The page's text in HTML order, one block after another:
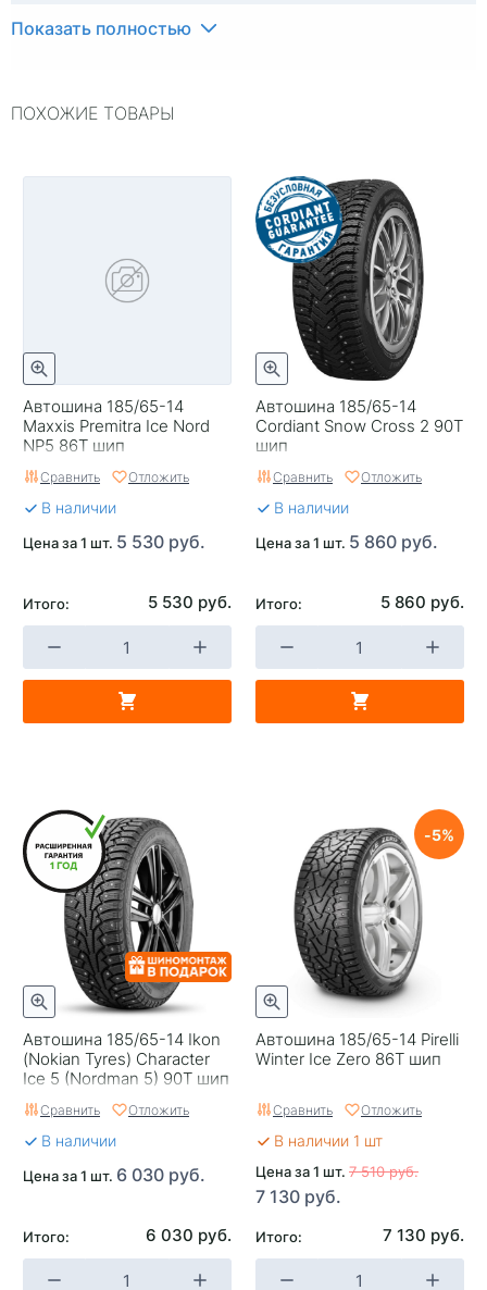
Индекс скорости
Типоразмер
Легковые
Нет
Комплектация
Шина
Нешипованная
Гарантия
Безусловная гарантия
Cordiant
Страна изготовителя
Россия
Показать полностью
ПОХОЖИЕ ТОВАРЫ
Автошина 185/65-14
Maxxis Premitra Ice Nord
NP5 86T шип
Сравнить Отложить
В наличии
Цена за 1 шт. 5 530 руб.
Итого: 5 530 руб.
Автошина 185/65-14
Cordiant Snow Cross 2 90T
шип
Сравнить Отложить
В наличии
Цена за 1 шт. 5 860 руб.
Итого: 5 860 руб.
Автошина 185/65-14 Ikon
(Nokian Tyres) Character
Ice 5 (Nordman 5) 90T шип
Сравнить Отложить
В наличии
Цена за 1 шт. 6 030 руб.
Итого: 6 030 руб.
Автошина 185/65-14 Pirelli
Winter Ice Zero 86T шип
5
Сравнить Отложить
В наличии 1 шт
Цена за 1 шт. 7 510 руб.
7 130 руб.
Итого: 7 130 руб.